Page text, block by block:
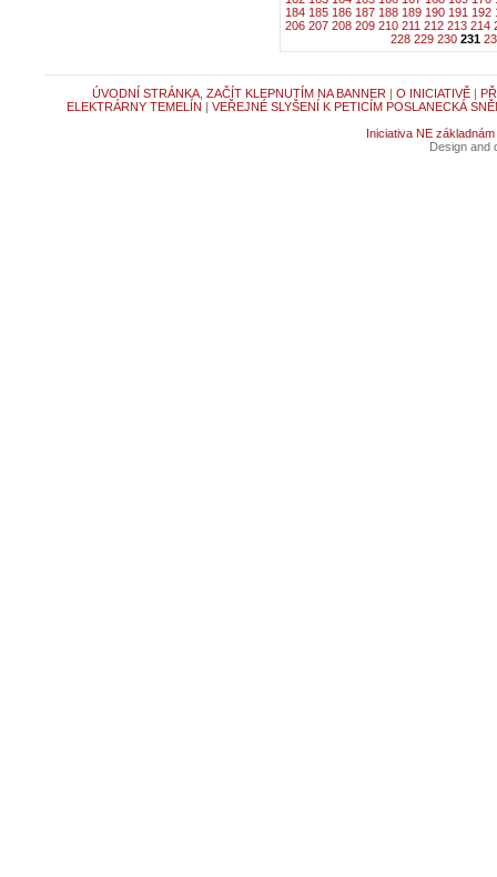
184 185 186 187 188 189 190 191 192
206 207 208 209 210 211 212 213 214
228 229 230 231
ÚVODNÍ STRÁNKA, ZAČÍT KLEPNUTÍM NA BANNER | O INICIATIVĚ|
ELEKTRÁRNY TEMELÍN | VEŘEJNÉ SLYŠENÍ K PETICÍM POSLANECKÁ
Iniciativa NE základnám
Design and